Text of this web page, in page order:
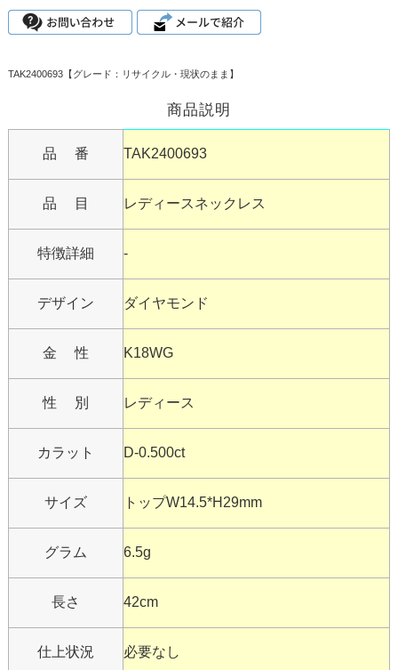
TAK2400693【グレード：リサイクル・現状のまま】
商品説明
品 番 TAK2400693
品 目 レディースネックレス
特徴詳細 -
デザイン ダイヤモンド
金 性 K18WG
性 別 レディース
カラット D-0.500ct
サイズ トップW14.5*H29mm
グラム 6.5g
長さ 42cm
仕上状況 必要なし